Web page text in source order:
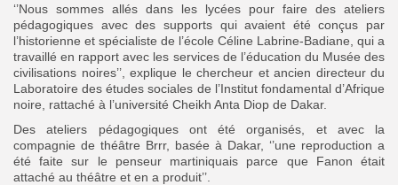
‘’Nous sommes allés dans les lycées pour faire des ateliers
pédagogiques avec des supports qui avaient été conçus par
l’historienne et spécialiste de l’école Céline Labrine-Badiane, qui a
travaillé en rapport avec les services de l’éducation du Musée des
civilisations noires’’, explique le chercheur et ancien directeur du
Laboratoire des études sociales de l’Institut fondamental d’Afrique
noire, rattaché à l’université Cheikh Anta Diop de Dakar.
Des ateliers pédagogiques ont été organisés, et avec la
compagnie de théâtre Brrr, basée à Dakar, ‘’une reproduction a
été faite sur le penseur martiniquais parce que Fanon était
attaché au théâtre et en a produit’’.